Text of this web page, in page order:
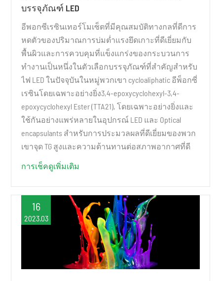
บรรจุภัณฑ์ LED
อีพอกซีเรซินเทอร์โมเซ็ตที่มีคุณสมบัติทางกลที่ดีการ
หดตัวของปริมาณการบ่มต่ำแรงยึดเกาะที่ดีเยี่ยมกับ
พื้นผิวและการควบคุมที่แข็งแกร่งของกระบวนการ
ทำงานเป็นหนึ่งในตัวเลือกบรรจุภัณฑ์ที่สำคัญสำหรับ
ไฟ LED ในปัจจุบันในหมู่พวกเขา cycloaliphatic อีพ็อกซี่
เรซินโดยเฉพาะอย่างยิ่ง3,4-epoxycyclohexyl-3,4-
epoxycyclohexyl Ester (TTA21), โดยเฉพาะอย่างยิ่งและ
ใช้กันอย่างแพร่หลายในอุปกรณ์ LED และ Optical
encapsulants สำหรับการประมวลผลที่ดีเยี่ยมของพวก
เขาจุด TG สูงและความต้านทานต่อสภาพอากาศที่ดี
การเช็คดูเพิ่มเติม
16
2023.03